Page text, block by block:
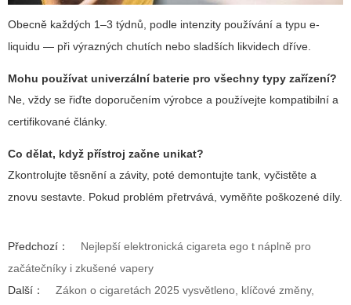
Obecně každých 1–3 týdnů, podle intenzity používání a typu e-
liquidu — při výrazných chutích nebo sladších likvidech dříve.
Mohu používat univerzální baterie pro všechny typy zařízení?
Ne, vždy se řiďte doporučením výrobce a používejte kompatibilní a
certifikované články.
Co dělat, když přístroj začne unikat?
Zkontrolujte těsnění a závity, poté demontujte tank, vyčistěte a
znovu sestavte. Pokud problém přetrvává, vyměňte poškozené díly.
Předchozí：
Nejlepší elektronická cigareta ego t náplně pro
začátečníky i zkušené vapery
Další：
Zákon o cigaretách 2025 vysvětleno, klíčové změny,